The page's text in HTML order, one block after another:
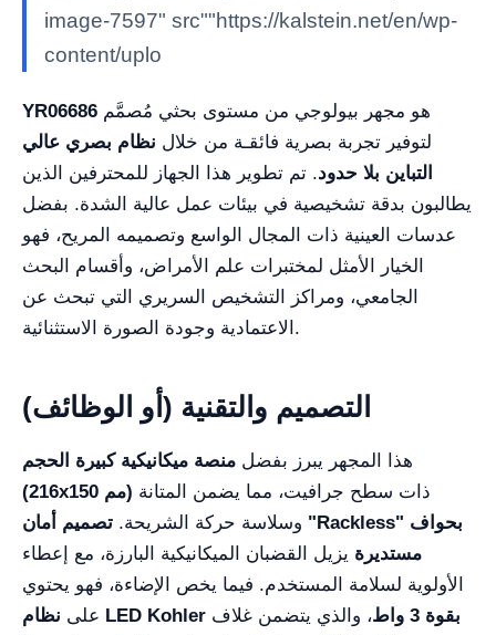
image-7597" src""https://kalstein.net/en/wp-
content/uplo
YR06686
لتوفير تجربة بصرية فائقـة من خلال نظام بصري عالي
التباين بلا حدود. تم تطوير هذا الجهاز للمحترفين الذين
يطالبون بدقة تشخيصية في بيئات عمل عالية الشدة. بفضل
عدسات العينية ذات المجال الواسع وتصميمه المريح، فهو
الخيار الأمثل لمختبرات علم الأمراض، وأقسام البحث
الجامعي، ومراكز التشخيص السريري التي تبحث عن
الاعتمادية وجودة الصورة الاستثنائية.
التصميم والتقنية (أو الوظائف)
هذا المجهر يبرز بفضل منصة ميكانيكية كبيرة الحجم
(216x150 مم)
وسلاسة حركة الشريحة. تصميم أمان "Rackless" بحواف
مستديرة يزيل القضبان الميكانيكية البارزة، مع إعطاء
الأولوية لسلامة المستخدم. فيما يخص الإضاءة، فهو يحتوي
على
نظام LED Kohler بقوة 3 واط
، والذي يتضمن غلاف